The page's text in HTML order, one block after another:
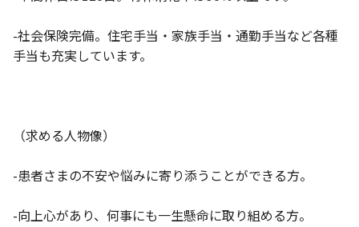
-社会保険完備。住宅手当・家族手当・通勤手当など各種
手当も充実しています。
（求める人物像）
-患者さまの不安や悩みに寄り添うことができる方。
-向上心があり、何事にも一生懸命に取り組める方。